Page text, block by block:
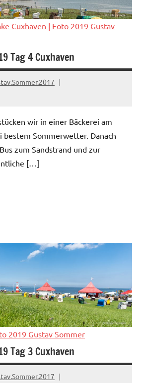
Cuxhaven | Foto 2019 Gustav
Tag 4 Cuxhaven
wir in einer Bäckerei am
bestem Sommerwetter. Danach
zum Sandstrand und zur
[…]
2019 Gustav Sommer
Tag 3 Cuxhaven